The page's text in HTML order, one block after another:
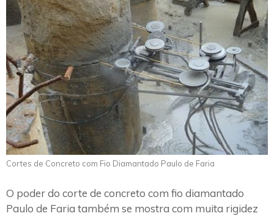
Cortes de Concreto com Fio Diamantado Paulo de Faria
O poder do corte de concreto com fio diamantado
Paulo de Faria também se mostra com muita rigidez